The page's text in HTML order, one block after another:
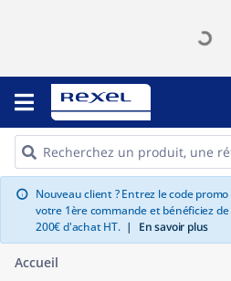
info Nouveau client ? Entrez le code
votre 1ère commande et bénéficiez
200€ d'achat HT. | En savoir plus
Accueil